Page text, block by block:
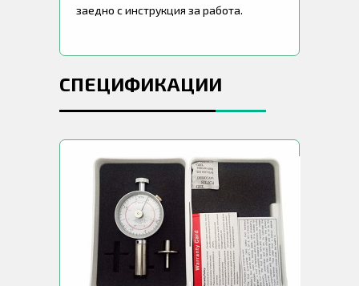
заедно с инструкция за работа.
СПЕЦИФИКАЦИИ